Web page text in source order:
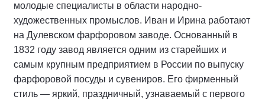
молодые специалисты в области народно-
художественных промыслов. Иван и Ирина работают
на Дулевском фарфоровом заводе. Основанный в
1832 году завод является одним из старейших и
самым крупным предприятием в России по выпуску
фарфоровой посуды и сувениров. Его фирменный
стиль — яркий, праздничный, узнаваемый с первого